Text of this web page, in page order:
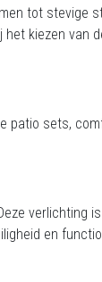
tot stevige
kiezen van
patio sets,
verlichting
en